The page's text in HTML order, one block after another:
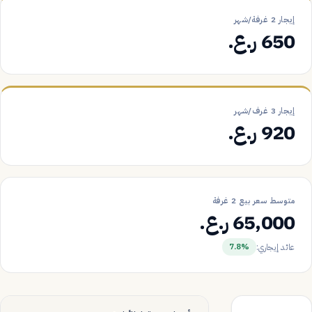
إيجار 2 غرفة/شهر
650 ر.ع.
إيجار 3 غرف/شهر
920 ر.ع.
متوسط سعر بيع 2 غرفة
65,000 ر.ع.
عائد إيجاري: 7.8%